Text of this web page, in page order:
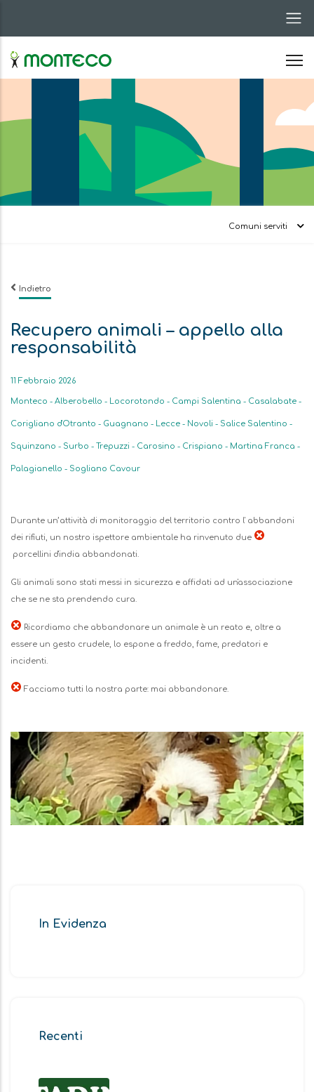
al
contenuto
principale
Comuni serviti
Indietro
Recupero animali – appello alla
responsabilità
Data
11 Febbraio 2026
Monteco - Alberobello - Locorotondo - Campi Salentina - Casalabate -
Corigliano d'Otranto - Guagnano - Lecce - Novoli - Salice Salentino -
Squinzano - Surbo - Trepuzzi - Carosino - Crispiano - Martina Franca -
Palagianello - Sogliano Cavour
Descrizione
Durante un’attività di monitoraggio del territorio contro l' abbandoni
dei rifiuti, un nostro ispettore ambientale ha rinvenuto due
porcellini d'india abbandonati.
Gli animali sono stati messi in sicurezza e affidati ad un'associazione
che se ne sta prendendo cura.
Ricordiamo che abbandonare un animale è un reato e, oltre a
essere un gesto crudele, lo espone a freddo, fame, predatori e
incidenti.
Facciamo tutti la nostra parte: mai abbandonare.
Immagine
In Evidenza
Recenti